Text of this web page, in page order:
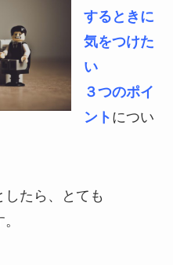
するときに
気をつけた
い
３つのポイ
ント につい
したら、とても